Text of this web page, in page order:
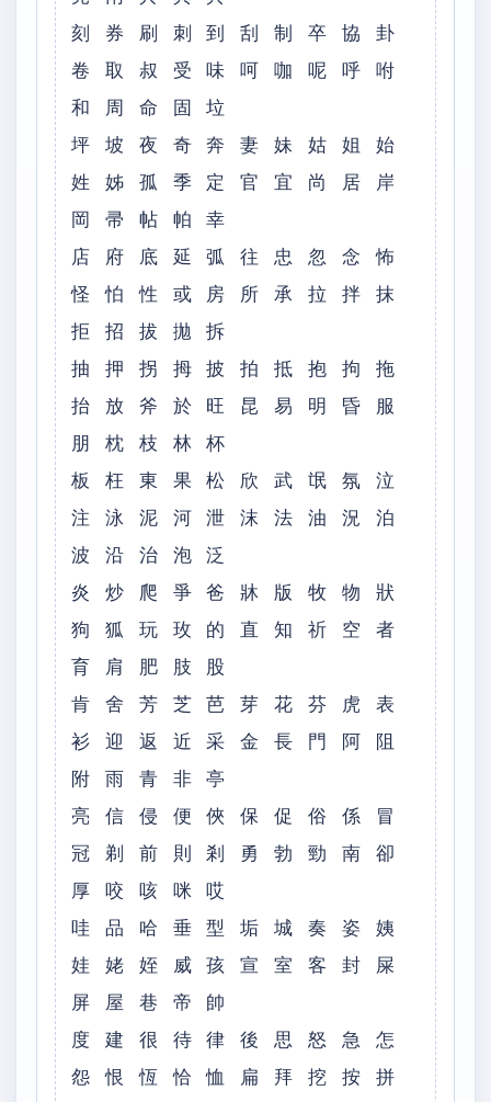
刻 券 刷 刺 到 刮 制 卒 協 卦
卷 取 叔 受 味 呵 咖 呢 呼 咐
和 周 命 固 垃
坪 坡 夜 奇 奔 妻 妹 姑 姐 始
姓 姊 孤 季 定 官 宜 尚 居 岸
岡 帚 帖 帕 幸
店 府 底 延 弧 往 忠 忽 念 怖
怪 怕 性 或 房 所 承 拉 拌 抹
拒 招 拔 拋 拆
抽 押 拐 拇 披 拍 抵 抱 拘 拖
抬 放 斧 於 旺 昆 易 明 昏 服
朋 枕 枝 林 杯
板 枉 東 果 松 欣 武 氓 氛 泣
注 泳 泥 河 泄 沫 法 油 況 泊
波 沿 治 泡 泛
炎 炒 爬 爭 爸 牀 版 牧 物 狀
狗 狐 玩 玫 的 直 知 祈 空 者
育 肩 肥 肢 股
肯 舍 芳 芝 芭 芽 花 芬 虎 表
衫 迎 返 近 采 金 長 門 阿 阻
附 雨 青 非 亭
亮 信 侵 便 俠 保 促 俗 係 冒
冠 剃 前 則 剎 勇 勃 勁 南 卻
厚 咬 咳 咪 哎
哇 品 哈 垂 型 垢 城 奏 姿 姨
娃 姥 姪 威 孩 宣 室 客 封 屎
屏 屋 巷 帝 帥
度 建 很 待 律 後 思 怒 急 怎
怨 恨 恆 恰 恤 扁 拜 挖 按 拼